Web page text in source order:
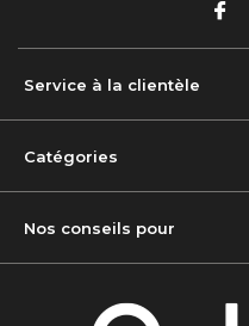
Service à la clientèle
Catégories
Nos conseils pour